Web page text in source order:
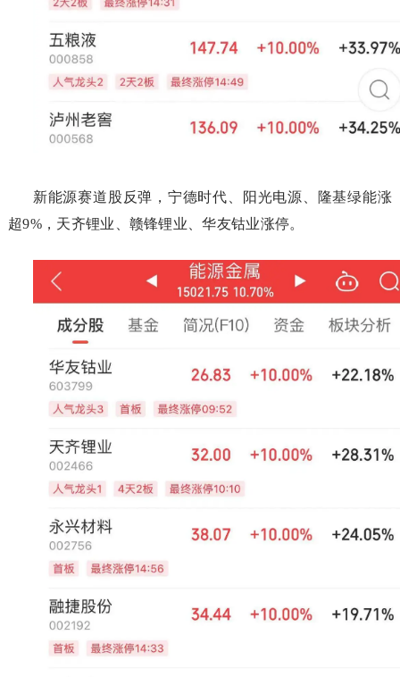
新能源赛道股反弹，宁德时代、阳光电源、隆基绿能涨
超9%，天齐锂业、赣锋锂业、华友钴业涨停。